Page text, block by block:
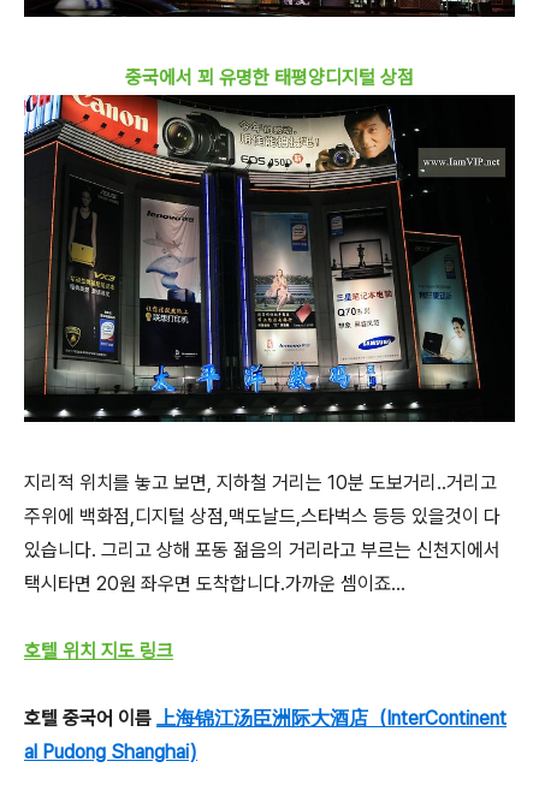
중국에서 꾀 유명한 태평양디지털 상점
지리적 위치를 놓고 보면, 지하철 거리는 10분 도보거리..거리고
주위에 백화점,디지털 상점,맥도날드,스타벅스 등등 있을것이 다
있습니다. 그리고 상해 포동 젊음의 거리라고 부르는 신천지에서
택시타면 20원 좌우면 도착합니다.가까운 셈이죠...
호텔 위치 지도 링크
호텔 중국어 이름
上海锦江汤臣洲际大酒店（InterContinent
al Pudong Shanghai)